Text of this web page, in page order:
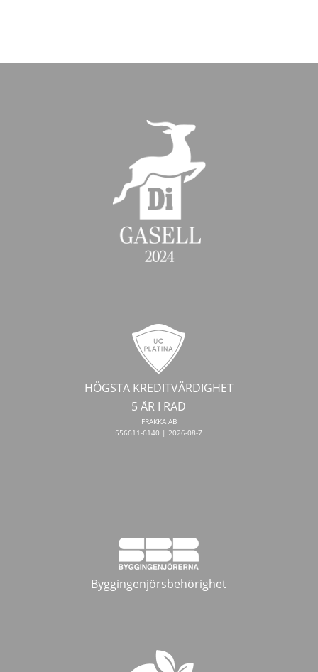
HÖGSTA KREDITVÄRDIGHET
5 ÅR I RAD
FRAKKA AB
556611-6140 | 2026-08-7
Byggingenjörsbehörighet